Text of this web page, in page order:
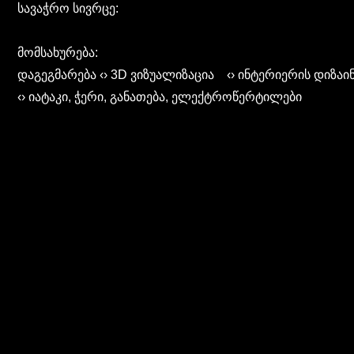
სავაჭრო სივრცე:
მომსახურება:
დაგეგმარება ‹› 3D ვიზუალიზაცია ‹› ინტერიერის
‹› იატაკი, ჭერი, განათება, ელექტროწერტილები